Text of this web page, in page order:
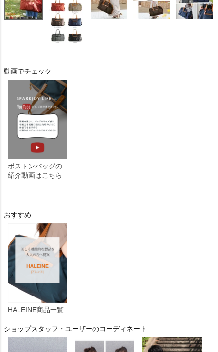
動画でチェック
ボストンバッグの
紹介動画はこちら
おすすめ
HALEINE商品一覧
ショップスタッフ・ユーザーのコーディネート